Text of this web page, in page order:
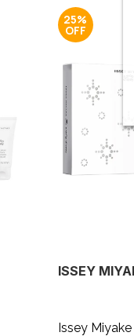
25%
ISSEY
Issey